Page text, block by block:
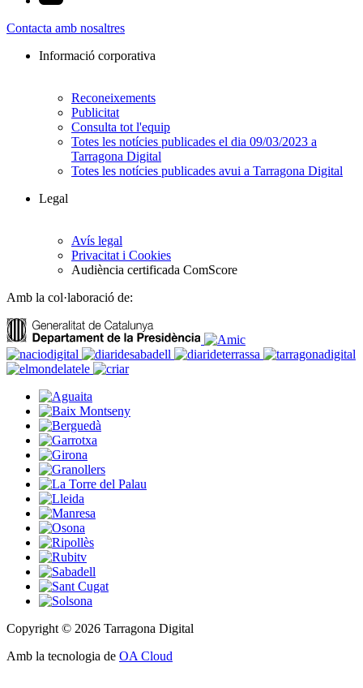
Contacta amb nosaltres
Informació corporativa
Reconeixements
Publicitat
Consulta tot l'equip
Totes les notícies publicades el dia 09/03/2023 a
Tarragona Digital
Totes les notícies publicades avui a Tarragona Digital
Legal
Avís legal
Privacitat i Cookies
Audiència certificada ComScore
Amb la col·laboració de:
Copyright © 2026 Tarragona Digital
Amb la tecnologia de OA Cloud